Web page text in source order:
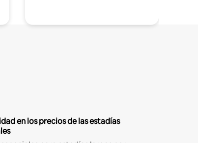
en los precios de las estadías